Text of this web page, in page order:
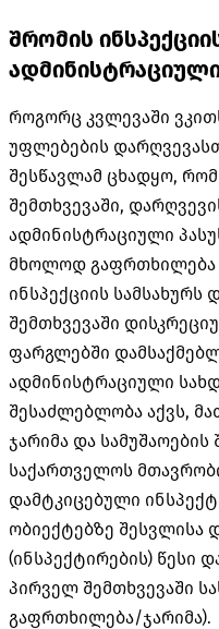
შრომის
როგორც კვლევაში
უფლებების
შესწავლამ ცხადყო,
შემთხვევაში,
ადმინისტრაციული
მხოლოდ გაფრთხილება
ინსპექციის სამსახურს
შემთხვევაში
ფარგლებში
ადმინისტრაციული
შესაძლებლობა აქვს,
ჯარიმა და სამუშაოების
საქართველოს
დამტკიცებული
ობიექტებზე შესვლისა
(ინსპექტირების) წესი
პირველ შემთხვევაში
გაფრთხილება/ჯარიმა).